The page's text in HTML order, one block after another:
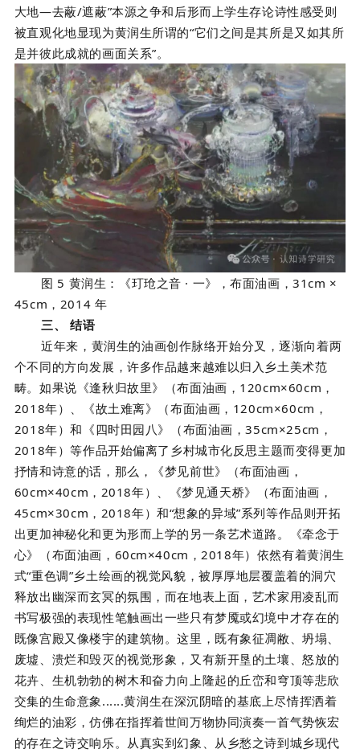
大地—去蔽/遮蔽”本源之争和后形而上学生存论诗性感受则
被直观化地显现为黄润生所谓的“它们之间是其所是又如其所
是并彼此成就的画面关系”。
图 5 黄润生：《玎玱之音 · 一》，布面油画，31cm ×
45cm，2014 年
三、结语
近年来，黄润生的油画创作脉络开始分叉，逐渐向着两
个不同的方向发展，许多作品越来越难以归入乡土美术范
畴。如果说《逢秋归故里》（布面油画，120cm×60cm，
2018年）、《故土难离》（布面油画，120cm×60cm，
2018年）和《四时田园八》（布面油画，35cm×25cm，
2018年）等作品开始偏离了乡村城市化反思主题而变得更加
抒情和诗意的话，那么，《梦见前世》（布面油画，
60cm×40cm，2018年）、《梦见通天桥》（布面油画，
45cm×30cm，2018年）和“想象的异域”系列等作品则开拓
出更加神秘化和更为形而上学的另一条艺术道路。《牵念于
心》（布面油画，60cm×40cm，2018年）依然有着黄润生
式“重色调”乡土绘画的视觉风貌，被厚厚地层覆盖着的洞穴
释放出幽深而玄冥的氛围，而在地表上面，艺术家用凌乱而
书写极强的表现性笔触画出一些只有梦魇或幻境中才存在的
既像宫殿又像楼宇的建筑物。这里，既有象征凋敝、坍塌、
废墟、溃烂和毁灭的视觉形象，又有新开垦的土壤、怒放的
花卉、生机勃勃的树木和奋力向上隆起的丘峦和穹顶等悲欣
交集的生命意象......黄润生在深沉阴暗的基底上尽情挥洒着
绚烂的油彩，仿佛在指挥着世间万物协同演奏一首气势恢宏
的存在之诗交响乐。从真实到幻象、从乡愁之诗到城乡现代